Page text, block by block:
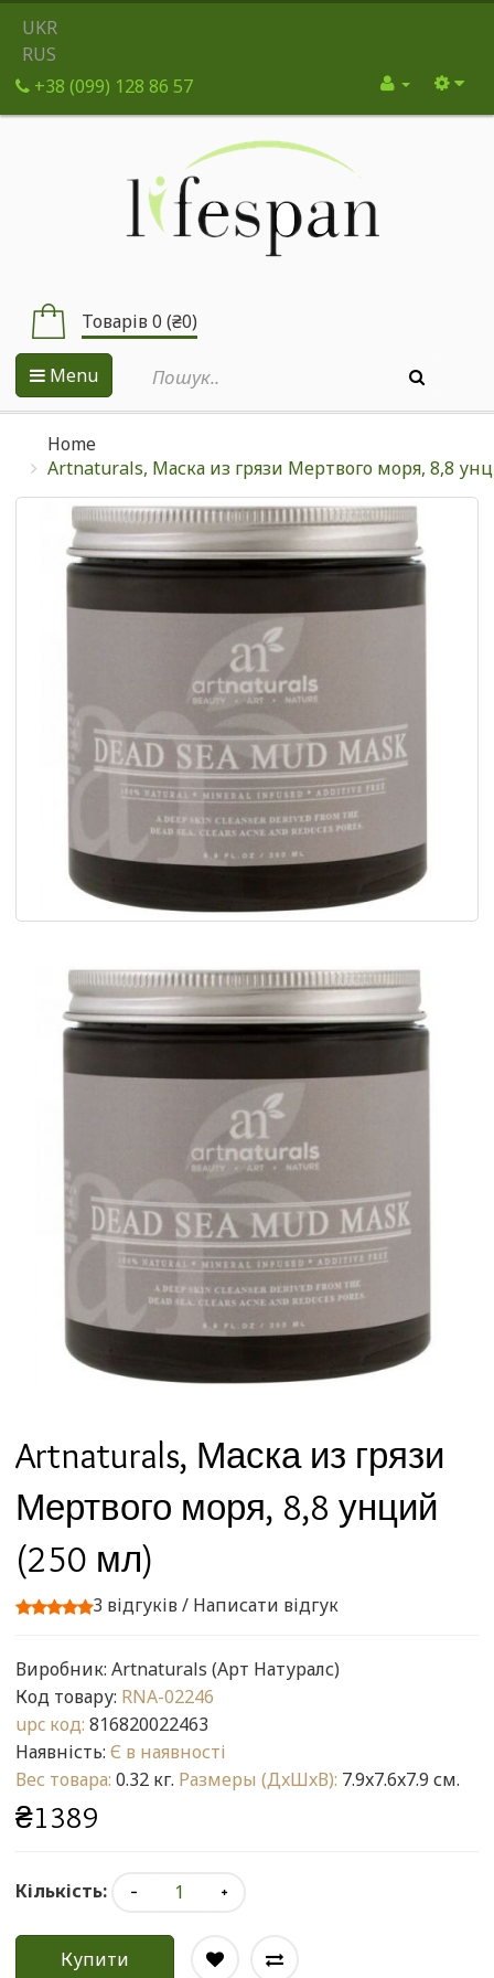
UKR
RUS
+38 (099) 128 86 57
Товарів 0 (₴0)
Menu
Home
Artnaturals, Маска из грязи Мертвого моря, 8,8
Artnaturals, Маска из грязи
Мертвого моря, 8,8 унций
(250 мл)
3 відгуків/ Написати відгук
Виробник: Artnaturals (Арт Натуралс)
Код товару: RNA-02246
upc код: 816820022463
Наявність: Є в наявності
Вес товара: 0.32 кг. Размеры (ДxШxВ): 7.9x7.6x7.9 см.
₴1389
Кількість:
Купити